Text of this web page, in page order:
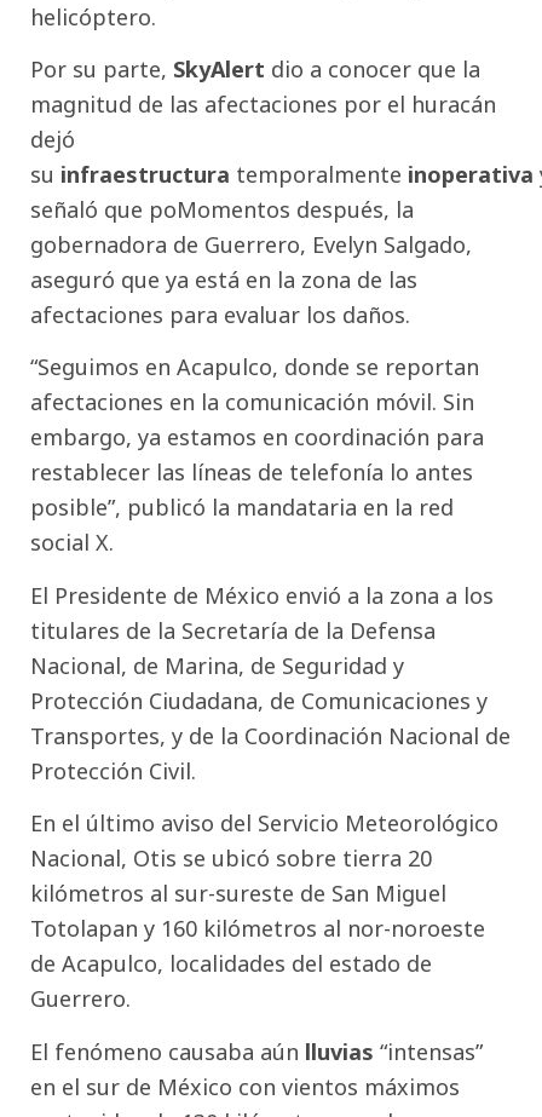
helicóptero.
Por su parte, SkyAlert dio a conocer que la
magnitud de las afectaciones por el huracán
dejó
su infraestructura temporalmente inoperativa
señaló que poMomentos después, la
gobernadora de Guerrero, Evelyn Salgado,
aseguró que ya está en la zona de las
afectaciones para evaluar los daños.
“Seguimos en Acapulco, donde se reportan
afectaciones en la comunicación móvil. Sin
embargo, ya estamos en coordinación para
restablecer las líneas de telefonía lo antes
posible”, publicó la mandataria en la red
social X.
El Presidente de México envió a la zona a los
titulares de la Secretaría de la Defensa
Nacional, de Marina, de Seguridad y
Protección Ciudadana, de Comunicaciones y
Transportes, y de la Coordinación Nacional de
Protección Civil.
En el último aviso del Servicio Meteorológico
Nacional, Otis se ubicó sobre tierra 20
kilómetros al sur-sureste de San Miguel
Totolapan y 160 kilómetros al nor-noroeste
de Acapulco, localidades del estado de
Guerrero.
El fenómeno causaba aún lluvias “intensas”
en el sur de México con vientos máximos